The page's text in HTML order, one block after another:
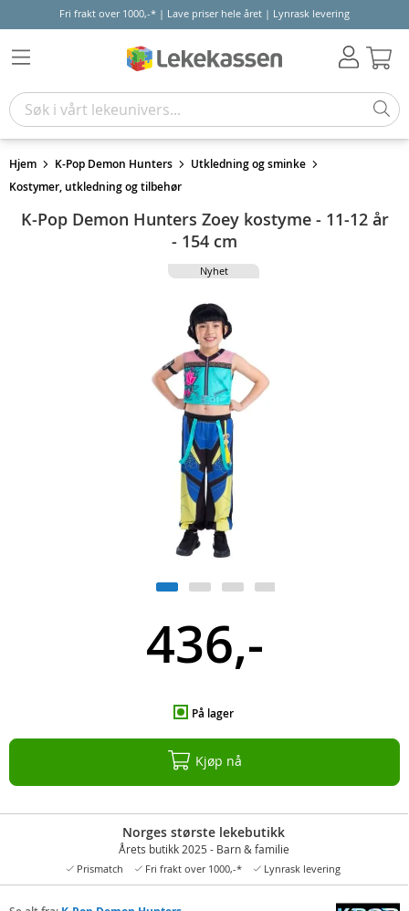
Fri frakt over 1000,-* | Lave priser hele året | Lynrask levering
Hjem K-Pop Demon Hunters
Utkledning og sminke
Kostymer, utkledning og tilbehør
K-Pop Demon Hunters Zoey kostyme - 11-12 år
- 154 cm
Nyhet
436,-
På lager
Kjøp nå
Norges største lekebutikk
Årets butikk 2025 - Barn & familie
Prismatch Fri frakt over 1000,-* Lynrask levering